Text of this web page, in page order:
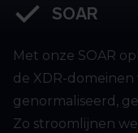
SOAR
Met onze SOAR
de XDR-
genormaliseerd,
Zo stroomlijnen